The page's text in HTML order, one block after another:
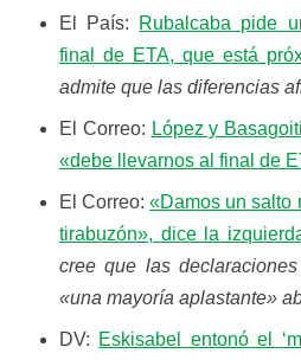
El País:
Rubalcaba pide
final de ETA, que está
admite que las diferencias
El Correo: López y
«debe llevarnos al final de
El Correo:«Damos un salto
tirabuzón», dice la
cree que las
«una mayoría aplastante»
DV: Eskisabel entonó el